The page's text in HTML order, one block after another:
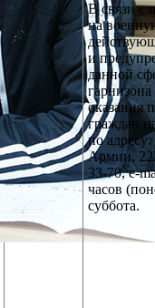
В связи с
на
и
данной
оказания
граждан
по
Армии,
33-70, e-
часов
суббота.